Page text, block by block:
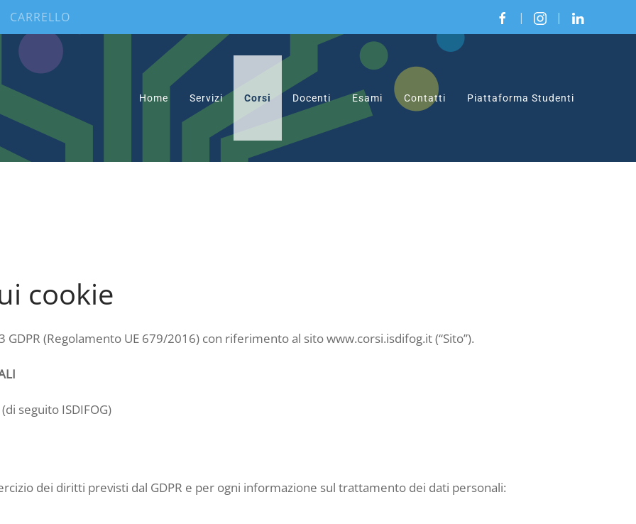
CARRELLO | |
Home Servizi Corsi Docenti Esami Contatti Piattaforma Studenti
cookie
(Regolamento UE 679/2016) con riferimento al sito www.corsi.isdifog.it (“Sito”).
seguito ISDIFOG)
dei diritti previsti dal GDPR e per ogni informazione sul trattamento dei dati personali: